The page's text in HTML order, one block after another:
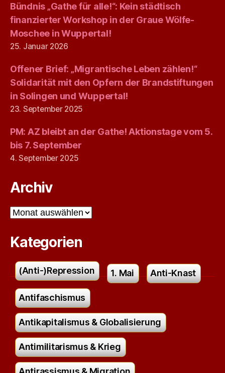
Bündnis „Gathe für alle!“: Kein städtisch
finanzierter Workshop in der Graue Wölfe-
Moschee in Wuppertal!
25. Januar 2026
Offener Brief: „Migrantische Leben zählen!“
Solidarität mit den Opfern der Brandstiftungen
in Solingen und Wuppertal!
23. September 2025
PM: AZ bleibt an der Gathe! Aktionstage vom 5.
bis 7. September
4. September 2025
Archiv
Archiv
Kategorien
(Anti-)Repression 1. Mai Anti-Knast
Antifaschismus
Antikapitalismus & Globalisierung
Antimilitarismus & Krieg